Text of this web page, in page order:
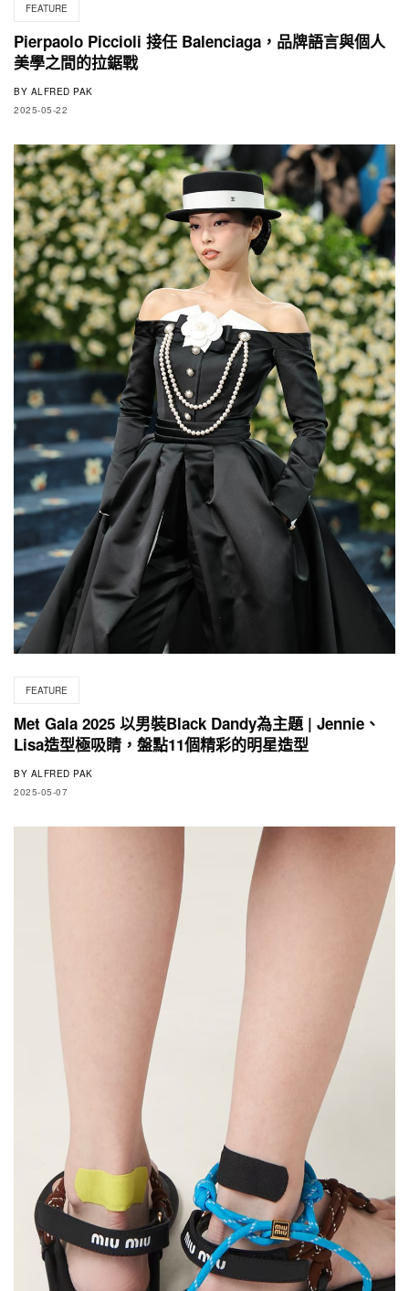
FEATURE
Pierpaolo Piccioli 接任 Balenciaga，品牌語言與個人
美學之間的拉鋸戰
BY ALFRED PAK
2025-05-22
FEATURE
Met Gala 2025 以男裝Black Dandy為主題 | Jennie、
Lisa造型極吸睛，盤點11個精彩的明星造型
BY ALFRED PAK
2025-05-07